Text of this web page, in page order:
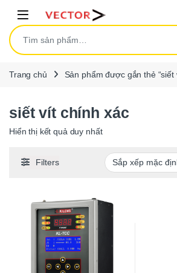
Open
Tìm kiếm:
Trang chủ Sản phẩm được gắn thẻ “siết
siết vít chính xác
Hiển thị kết quả duy nhất
Filters